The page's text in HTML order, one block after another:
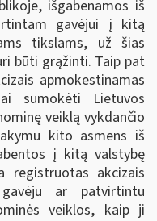
išgabenamos iš
gavėjui į kitą
tikslams, už šias
būti grąžinti. Taip pat
apmokestinamas
sumokėti Lietuvos
veiklą vykdančio
kito asmens iš
į kitą valstybę
registruotas akcizais
ar patvirtintu
veiklos, kaip ji